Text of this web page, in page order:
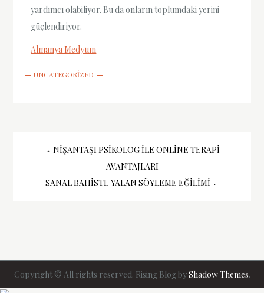
yardımcı olabiliyor. Bu da onların toplumdaki yerini
güçlendiriyor.
Almanya Medyum
UNCATEGORIZED
Yazı
gezinmesi
NIŞANTAŞI PSIKOLOG ILE ONLINE TERAPI
AVANTAJLARI
SANAL BAHISTE YALAN SÖYLEME EĞILIMI
Copyright © All rights reserved. Rising Blog byShadow Themes.